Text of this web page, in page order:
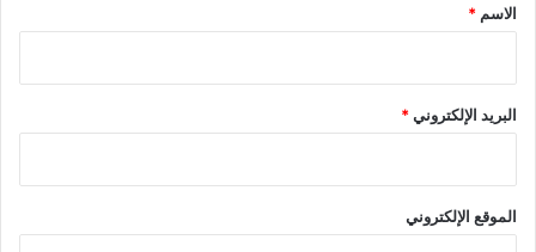
*
الاسم *
البريد الإلكتروني*
الموقع الإلكتروني